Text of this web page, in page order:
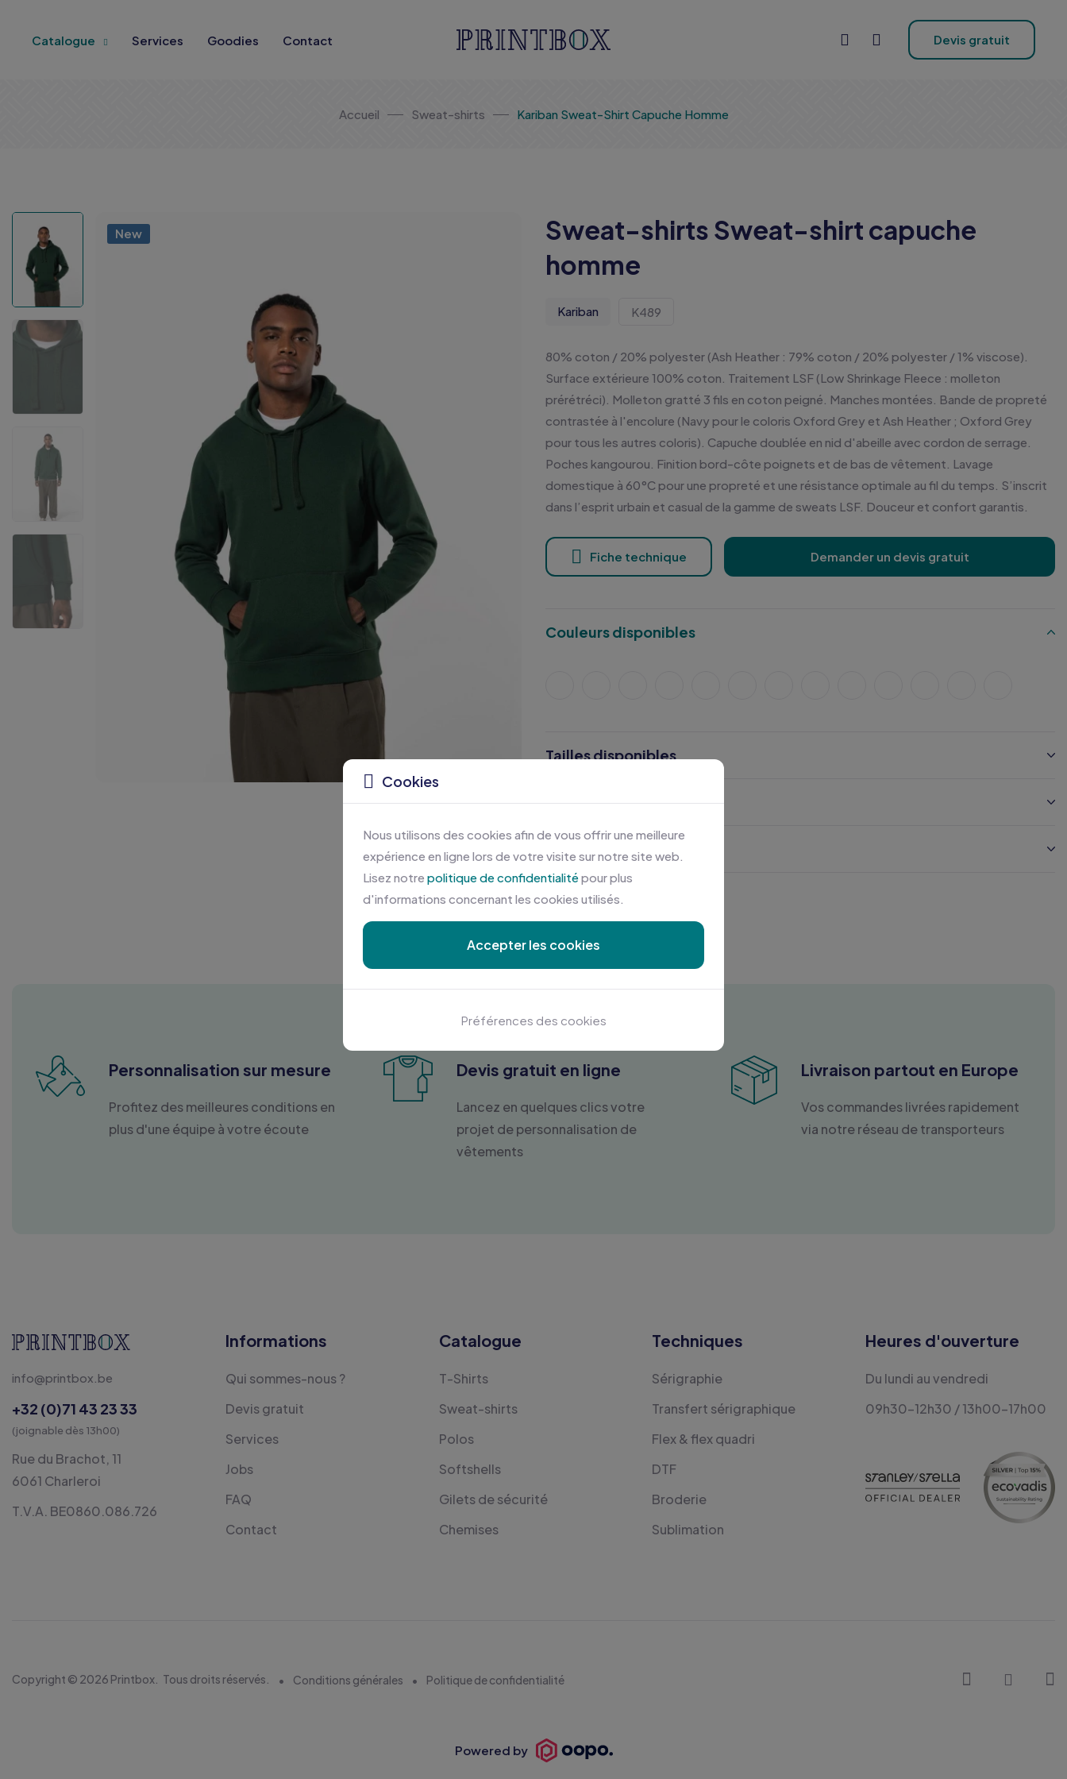
Catalogue Services Goodies Contact Devis gratuit
Accueil Sweat-shirts Kariban Sweat-Shirt Capuche Homme
New
Sweat-shirts Sweat-shirt capuche
homme
Kariban K489
80% coton / 20% polyester (Ash Heather : 79% coton / 20% polyester / 1% viscose).
Surface extérieure 100% coton. Traitement LSF (Low Shrinkage Fleece : molleton
prérétréci). Molleton gratté 3 fils en coton peigné. Manches montées. Bande de propreté
contrastée à l'encolure (Navy pour le coloris Oxford Grey et Ash Heather ; Oxford Grey
pour tous les autres coloris). Capuche doublée en nid d'abeille avec cordon de serrage.
Poches kangourou. Finition bord-côte poignets et de bas de vêtement. Lavage
domestique à 60°C pour une propreté et une résistance optimale au fil du temps. S’inscrit
dans l’esprit urbain et casual de la gamme de sweats LSF. Douceur et confort garantis.
Fiche technique Demander un devis gratuit
Couleurs disponibles
Tailles disponibles
Caractéristiques
Certifications
Personnalisation sur mesure
Profitez des meilleures conditions en
plus d'une équipe à votre écoute
Devis gratuit en ligne
Lancez en quelques clics votre
projet de personnalisation de
vêtements
Livraison partout en Europe
Vos commandes livrées rapidement
via notre réseau de transporteurs
info@printbox.be
+32 (0)71 43 23 33
(joignable dès 13h00)
Rue du Brachot, 11
6061 Charleroi
T.V.A. BE0860.086.726
Informations
Qui sommes-nous ?
Devis gratuit
Services
Jobs
FAQ
Contact
Catalogue
T-Shirts
Sweat-shirts
Polos
Softshells
Gilets de sécurité
Chemises
Techniques
Sérigraphie
Transfert sérigraphique
Flex & flex quadri
DTF
Broderie
Sublimation
Heures d'ouverture
Du lundi au vendredi
09h30-12h30 / 13h00-17h00
Copyright © 2026 Printbox. Tous droits réservés. Conditions générales Politique de confidentialité
Powered by
Cookies
Nous utilisons des cookies afin de vous offrir une meilleure
expérience en ligne lors de votre visite sur notre site web.
Lisez notre politique de confidentialitépour plus
d'informations concernant les cookies utilisés.
Accepter les cookies
Préférences des cookies